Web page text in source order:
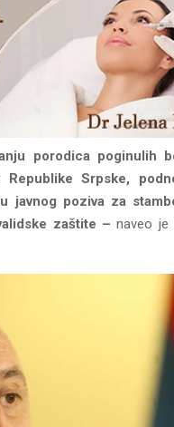
porodica poginulih
Republike Srpske,
javnog poziva za
zaštite –naveo je